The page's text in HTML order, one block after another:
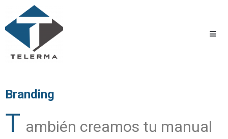
Branding
T ambién creamos tu manual